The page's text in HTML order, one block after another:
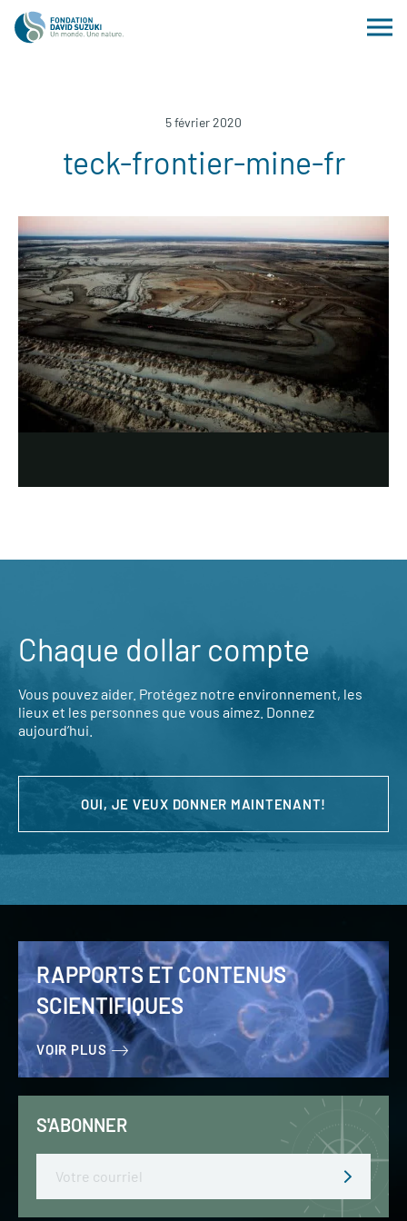
5 février 2020
teck-frontier-mine-fr
Chaque dollar compte
Vous pouvez aider. Protégez notre environnement, les
lieux et les personnes que vous aimez. Donnez
aujourd’hui.
OUI, JE VEUX DONNER MAINTENANT!
RAPPORTS ET CONTENUS
SCIENTIFIQUES
VOIR PLUS
S'ABONNER
Email